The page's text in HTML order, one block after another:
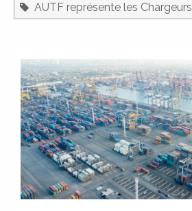
AUTF représente les Chargeurs